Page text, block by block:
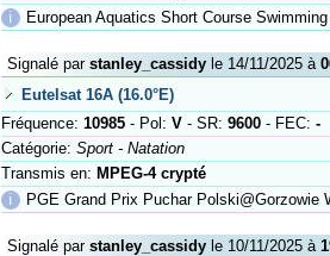
ℹ
European Aquatics Short Course
Signalé par stanley_cassidyle 14/11/2025 à
Eutelsat 16A (16.0°E)
Fréquence: 10985- Pol: V- SR: 9600- FEC: -
Catégorie: Sport - Natation
Transmis en: MPEG-4 crypté
ℹ
PGE Grand Prix Puchar Polski@Gorzowie
Signalé par stanley_cassidyle 10/11/2025 à